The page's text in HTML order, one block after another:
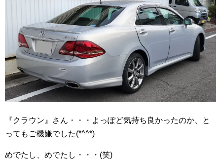
『クラウン』さん・・・よっぽど気持ち良かったのか、と
ってもご機嫌でした(*^^*)
めでたし、めでたし・・・(笑)